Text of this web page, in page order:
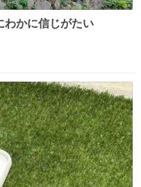
わかに信じがたい